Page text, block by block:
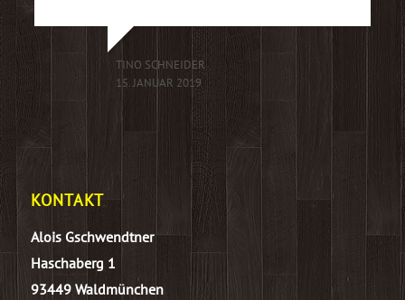
TINO SCHNEIDER
15. JANUAR 2019
KONTAKT
Alois Gschwendtner
Haschaberg 1
93449 Waldmünchen